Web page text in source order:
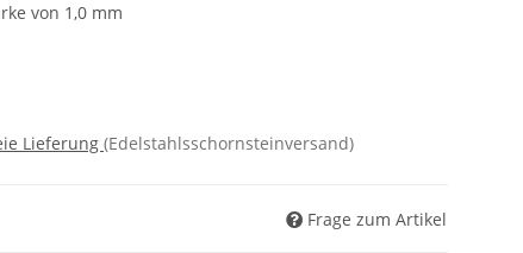
von 1,0 mm
Lieferung (Edelstahlsschornsteinversand)
Frage zum Artikel